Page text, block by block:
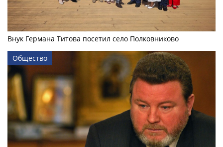
Внук Германа Титова посетил село Полковниково
Общество